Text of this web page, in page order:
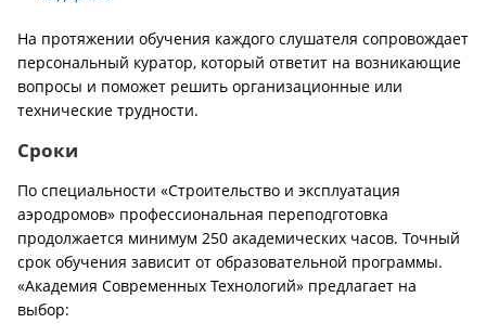
На протяжении обучения каждого слушателя сопровождает
персональный куратор, который ответит на возникающие
вопросы и поможет решить организационные или
технические трудности.
Сроки
По специальности «Строительство и эксплуатация
аэродромов» профессиональная переподготовка
продолжается минимум 250 академических часов. Точный
срок обучения зависит от образовательной программы.
«Академия Современных Технологий» предлагает на
выбор: